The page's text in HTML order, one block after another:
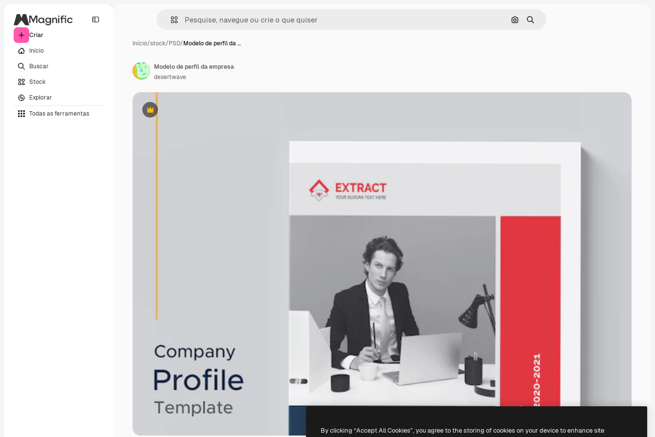
Criar
Início
Buscar
Stock
Explorar
Todas as ferramentas
Pesquisar por imagem
Buscar
Início/stock/PSD/Modelo de perfil da …
Premium
Modelo de perfil da empresa
desertwave
By clicking “Accept All Cookies”, you agree to the storing of cookies on your device to enhance site